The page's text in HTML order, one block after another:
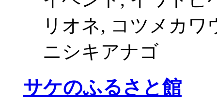
リオネ, コツメカ
ニシキアナゴ
サケのふるさと館